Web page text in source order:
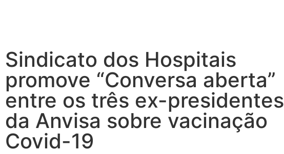
Sindicato dos Hospitais
promove “Conversa aberta”
entre os três ex-presidentes
da Anvisa sobre vacinação
Covid-19